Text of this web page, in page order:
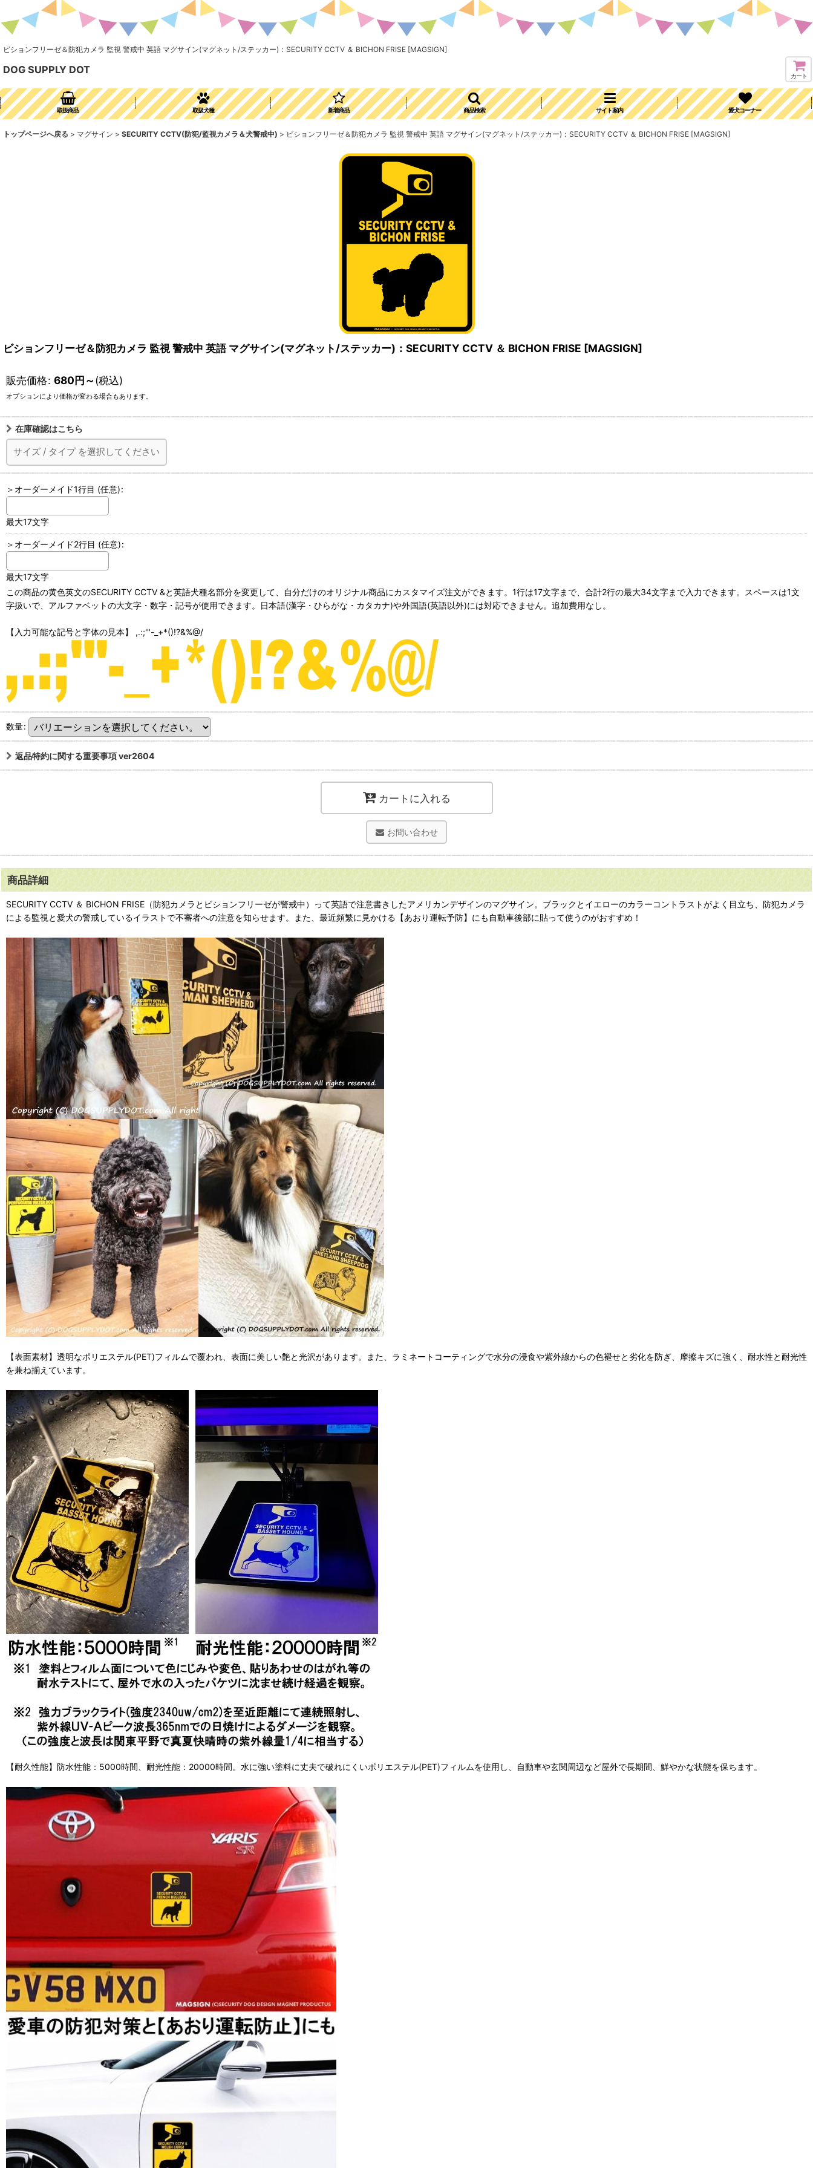
ビションフリーゼ＆防犯カメラ 監視 警戒中 英語 マグサイン(マグネット/ステッカー)：SECURITY CCTV ＆ BICHON FRISE [MAGSIGN]
DOG SUPPLY DOT
カート
取扱商品 取扱犬種 新着商品 商品検索 サイト案内 愛犬コーナー
トップページへ戻る > マグサイン > SECURITY CCTV(防犯/監視カメラ＆犬警戒中) > ビションフリーゼ＆防犯カメラ 監視 警戒中 英語 マグサイン(マグネット/ステッカー)：SECURITY CCTV ＆ BICHON FRISE [MAGSIGN]
ビションフリーゼ＆防犯カメラ 監視 警戒中 英語 マグサイン(マグネット/ステッカー)：SECURITY CCTV ＆ BICHON FRISE [MAGSIGN]
販売価格: 680円～(税込)
オプションにより価格が変わる場合もあります。
在庫確認はこちら
サイズ / タイプ を選択してください
＞オーダーメイド1行目 (任意):
最大17文字
＞オーダーメイド2行目 (任意):
最大17文字
この商品の黄色英文のSECURITY CCTV &と英語犬種名部分を変更して、自分だけのオリジナル商品にカスタマイズ注文ができます。1行は17文字まで、合計2行の最大34文字まで入力できます。スペースは1文
字扱いで、アルファベットの大文字・数字・記号が使用できます。日本語(漢字・ひらがな・カタカナ)や外国語(英語以外)には対応できません。追加費用なし。
【入力可能な記号と字体の見本】 ,.:;'"-_+*()!?&%@/
数量:
返品特約に関する重要事項 ver2604
カートに入れる
お問い合わせ
商品詳細
SECURITY CCTV ＆ BICHON FRISE（防犯カメラとビションフリーゼが警戒中）って英語で注意書きしたアメリカンデザインのマグサイン。ブラックとイエローのカラーコントラストがよく目立ち、防犯カメラ
による監視と愛犬の警戒しているイラストで不審者への注意を知らせます。また、最近頻繁に見かける【あおり運転予防】にも自動車後部に貼って使うのがおすすめ！
【表面素材】透明なポリエステル(PET)フィルムで覆われ、表面に美しい艶と光沢があります。また、ラミネートコーティングで水分の浸食や紫外線からの色褪せと劣化を防ぎ、摩擦キズに強く、耐水性と耐光性
を兼ね揃えています。
【耐久性能】防水性能：5000時間、耐光性能：20000時間。水に強い塗料に丈夫で破れにくいポリエステル(PET)フィルムを使用し、自動車や玄関周辺など屋外で長期間、鮮やかな状態を保ちます。